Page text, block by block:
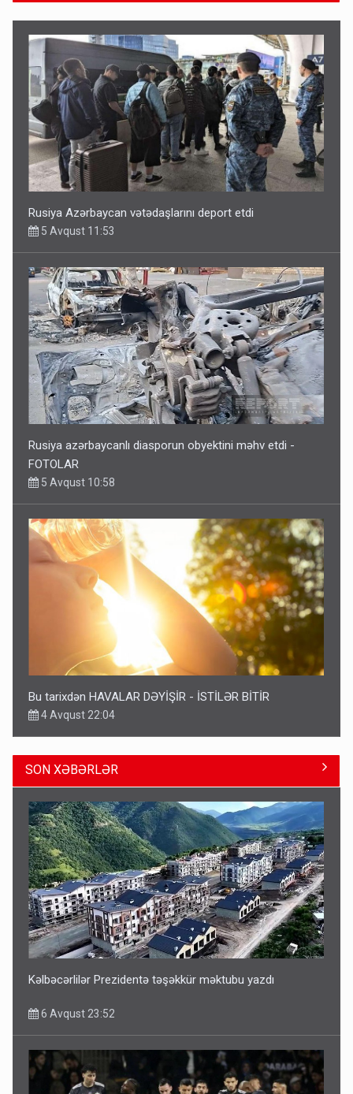
Rusiya Azərbaycan vətədaşlarını deport etdi
5 Avqust 11:53
Rusiya azərbaycanlı diasporun obyektini məhv etdi -
FOTOLAR
5 Avqust 10:58
Bu tarixdən HAVALAR DƏYİŞİR - İSTİLƏR BİTİR
4 Avqust 22:04
ŞOK! David Seliverstov ölkədən qaçdı
6 Avqust 14:14
SON XƏBƏRLƏR
Kəlbəcərlilər Prezidentə təşəkkür məktubu yazdı
6 Avqust 23:52